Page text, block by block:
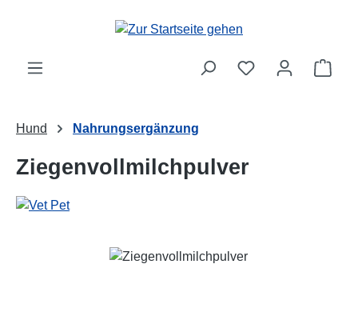
Zum Hauptinhalt springen
Hund Nahrungsergänzung
Ziegenvollmilchpulver
Bildergalerie überspringen